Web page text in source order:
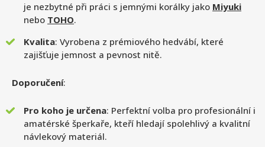
je nezbytné při práci s jemnými korálky jako Miyuki
nebo TOHO.
Kvalita: Vyrobena z prémiového hedvábí, které
zajišťuje jemnost a pevnost nitě.
Doporučení:
Pro koho je určena: Perfektní volba pro profesionální i
amatérské šperkaře, kteří hledají spolehlivý a kvalitní
návlekový materiál.